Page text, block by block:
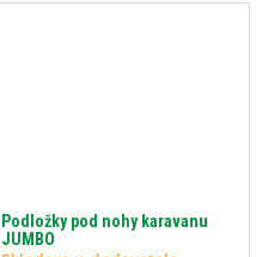
Podložky pod nohy karavanu
JUMBO